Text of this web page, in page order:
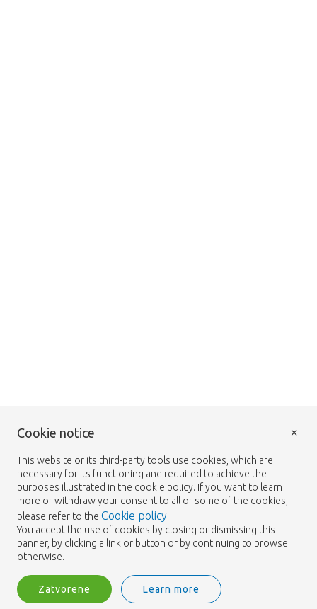
Cookie notice
This website or its third-party tools use cookies, which are
necessary for its functioning and required to achieve the
purposes illustrated in the cookie policy. If you want to learn
more or withdraw your consent to all or some of the cookies,
please refer to the Cookie policy.
You accept the use of cookies by closing or dismissing this
banner, by clicking a link or button or by continuing to browse
otherwise.
Zatvorene Learn more
×